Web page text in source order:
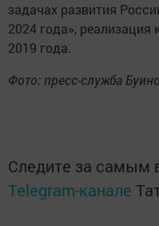
задачах развития
2024 года», реализация
2019 года.
Фото: пресс-служба
Следите за самым
Telegram-канале